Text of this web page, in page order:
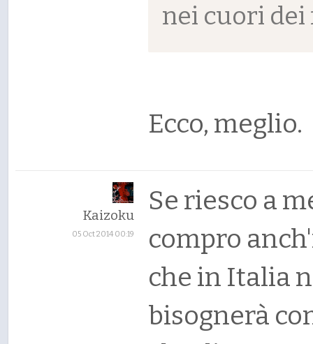
nei cuori dei
Ecco, meglio.
Kaizoku
05 Oct 2014 00:19
Se riesco a
compro
che in Italia
bisognerà